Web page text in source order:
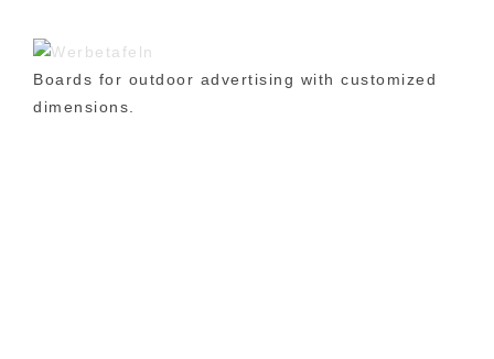
Boards for outdoor advertising with customized
dimensions.